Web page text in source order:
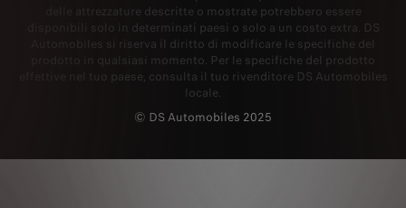
delle attrezzature descritte o mostrate potrebbero essere
disponibili solo in determinati paesi o solo a un costo extra. DS
Automobiles si riserva il diritto di modificare le specifiche del
prodotto in qualsiasi momento. Per le specifiche del prodotto
effettive nel tuo paese, consulta il tuo rivenditore DS Automobiles
locale.
© DS Automobiles 2025